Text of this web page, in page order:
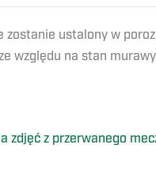
zostanie ustalony w
względu na stan
zdjęć z przerwanego